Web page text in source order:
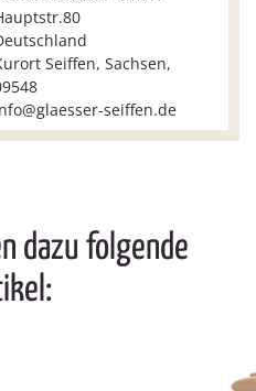
Seiffen, Sachsen,
seiffen.de
dazu folgende